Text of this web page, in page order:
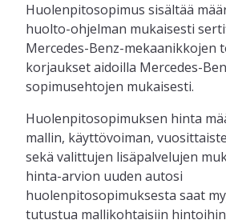
Huolenpitosopimus sisältää
huolto-ohjelman mukaisesti
Mercedes-Benz-mekaanikkojen
korjaukset aidoilla Mercedes-
sopimusehtojen mukaisesti.
Huolenpitosopimuksen hinta
mallin, käyttövoiman,
sekä valittujen lisäpalvelujen
hinta-arvion uuden autosi
huolenpitosopimuksesta saat
tutustua mallikohtaisiin